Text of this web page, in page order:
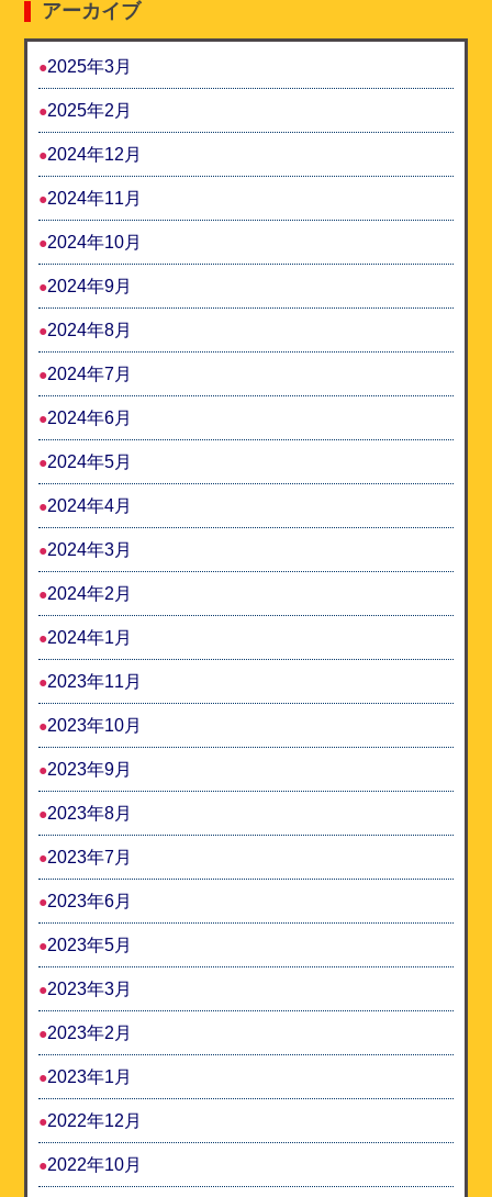
アーカイブ
2025年3月
2025年2月
2024年12月
2024年11月
2024年10月
2024年9月
2024年8月
2024年7月
2024年6月
2024年5月
2024年4月
2024年3月
2024年2月
2024年1月
2023年11月
2023年10月
2023年9月
2023年8月
2023年7月
2023年6月
2023年5月
2023年3月
2023年2月
2023年1月
2022年12月
2022年10月